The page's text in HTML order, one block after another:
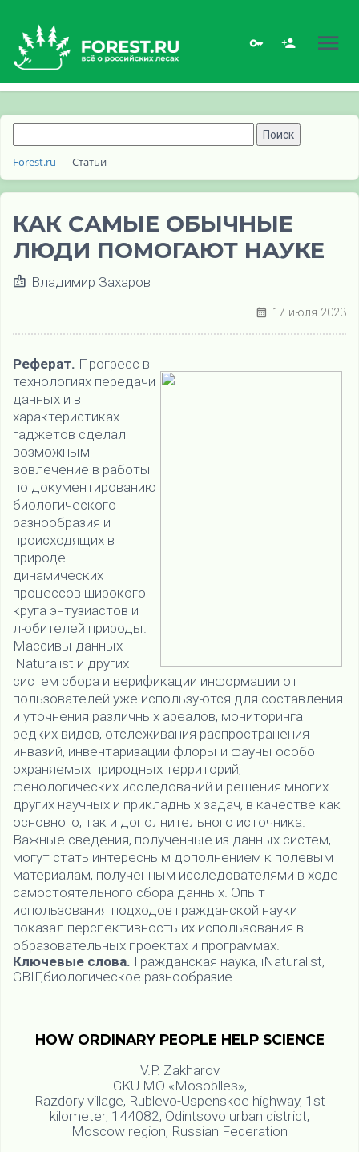
Forest.ru Статьи
КАК САМЫЕ ОБЫЧНЫЕ
ЛЮДИ ПОМОГАЮТ НАУКЕ
Владимир Захаров
17 июля 2023
Реферат. Прогресс в
технологиях передачи
данных и в
характеристиках
гаджетов сделал
возможным
вовлечение в работы
по документированию
биологического
разнообразия и
происходящих в
природе
динамических
процессов широкого
круга энтузиастов и
любителей природы.
Массивы данных
iNaturalist и других
систем сбора и верификации информации от
пользователей уже используются для составления
и уточнения различных ареалов, мониторинга
редких видов, отслеживания распространения
инвазий, инвентаризации флоры и фауны особо
охраняемых природных территорий,
фенологических исследований и решения многих
других научных и прикладных задач, в качестве как
основного, так и дополнительного источника.
Важные сведения, полученные из данных систем,
могут стать интересным дополнением к полевым
материалам, полученным исследователями в ходе
самостоятельного сбора данных. Опыт
использования подходов гражданской науки
показал перспективность их использования в
образовательных проектах и программах.
Ключевые слова. Гражданская наука, iNaturalist,
GBIF,биологическое разнообразие.
HOW ORDINARY PEOPLE HELP SCIENCE
V.P. Zakharov
GKU MO «Mosoblles»,
Razdory village, Rublevo-Uspenskoe highway, 1st
kilometer, 144082, Odintsovo urban district,
Moscow region, Russian Federation